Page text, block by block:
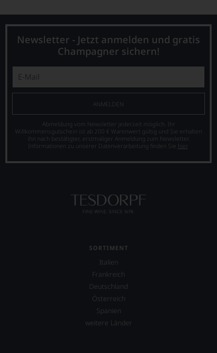
Newsletter - Jetzt anmelden und gratis
Champagner sichern!
ANMELDEN
Abmeldung vom Newsletter jederzeit möglich. Ihr
Willkommensgutschein ist ab 200 € Warenwert gültig und Sie erhalten
ihn nach bestätigter, erstmaliger Anmeldung zum Newsletter.
Informationen zu unserer Datenverarbeitung finden Sie hier.
SORTIMENT
Italien
Frankreich
Deutschland
Österreich
Spanien
weitere Länder